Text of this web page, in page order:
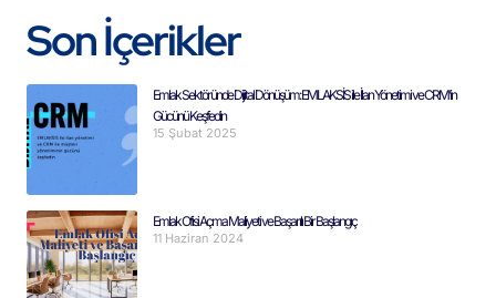
Son İçerikler
Emlak Sektöründe Dijital Dönüşüm: EMLAKSİS ile İlan Yönetimi ve CRM’in
Gücünü Keşfedin
15 Şubat 2025
Emlak Ofisi Açma Maliyeti ve Başarılı Bir Başlangıç
11 Haziran 2024